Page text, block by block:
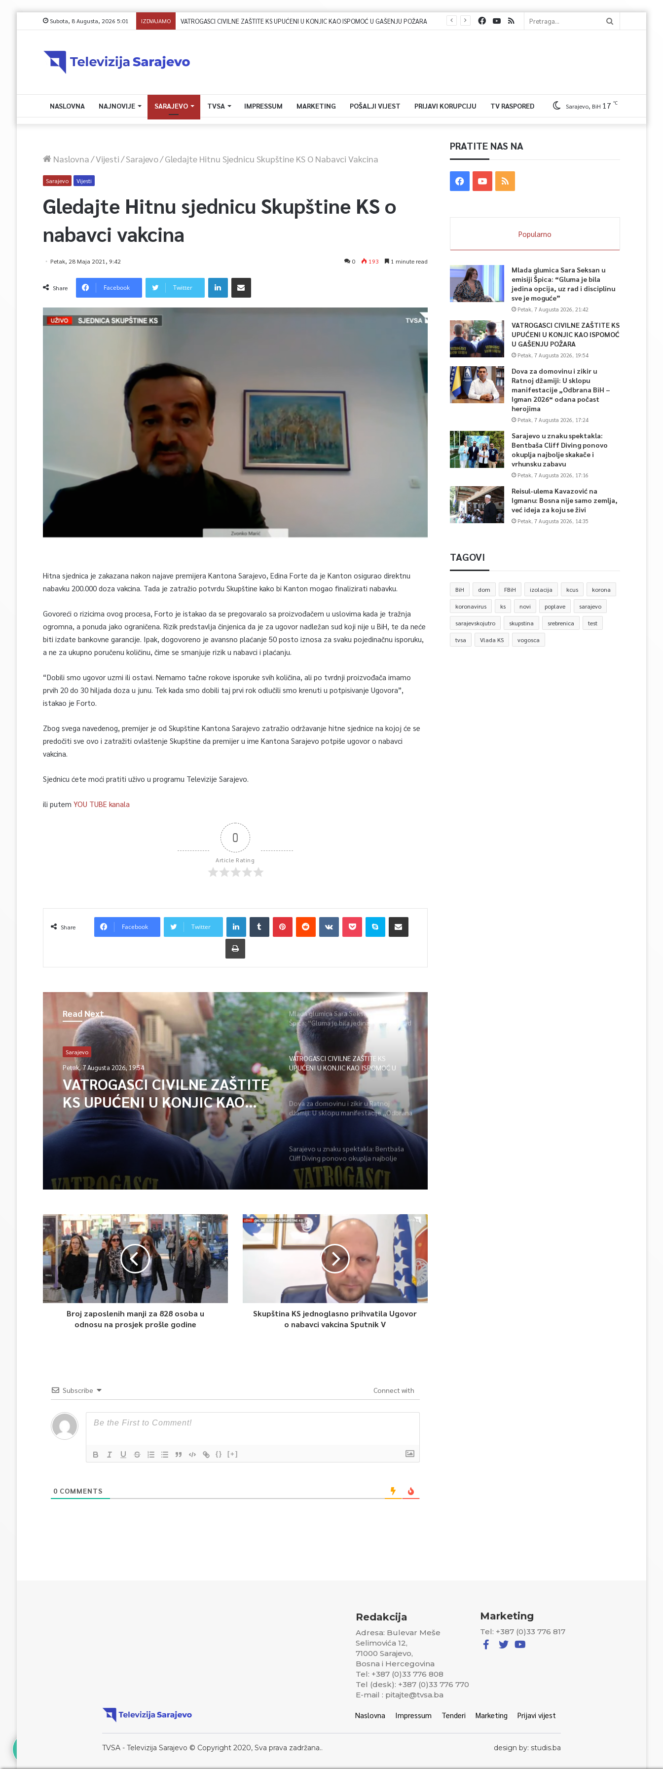
Subota, 8 Augusta, 2026 5:01 IZDVAJAMO
NASLOVNA NAJNOVIJE SARAJEVO TVSA IMPRESSUM MARKETING POŠALJI VIJEST PRIJAVI KORUPCIJU TV RASPORED Sarajevo, BiH 17 ℃
Naslovna/Vijesti/Sarajevo/Gledajte Hitnu Sjednicu Skupštine KS O Nabavci Vakcina
Sarajevo Vijesti
Gledajte Hitnu sjednicu Skupštine KS o
nabavci vakcina
Petak, 28 Maja 2021, 9:42 0 193 1 minute read
Share Facebook Twitter
Hitna sjednica je zakazana nakon najave premijera Kantona Sarajevo, Edina Forte da je Kanton osigurao direktnu
nabavku 200.000 doza vakcina. Tada je zatražio potvrdu Skupštine kako bi Kanton mogao finalizirati nabavku.
Govoreći o rizicima ovog procesa, Forto je istakao da se pregovaralo sa proizvođačem u uslovima kada je tražnja
ogromna, a ponuda jako ograničena. Rizik predstavlja činjenica da je za ugovor nadležan sud koji nije u BiH, te da neće
biti izdate bankovne garancije. Ipak, dogovoreno je avansno plaćanje 50 posto iznosa za svaku pojedinačnu isporuku,
a ne za ukupno poručenu količinu, čime se smanjuje rizik u nabavci i plaćanju.
“Dobili smo ugovor uzmi ili ostavi. Nemamo tačne rokove isporuke svih količina, ali po tvrdnji proizvođača imamo
prvih 20 do 30 hiljada doza u junu. Tek kada smo dobili taj prvi rok odlučili smo krenuti u potpisivanje Ugovora”,
istakao je Forto.
Zbog svega navedenog, premijer je od Skupštine Kantona Sarajevo zatražio održavanje hitne sjednice na kojoj će se
predočiti sve ovo i zatražiti ovlaštenje Skupštine da premijer u ime Kantona Sarajevo potpiše ugovor o nabavci
vakcina.
Sjednicu ćete moći pratiti uživo u programu Televizije Sarajevo.
ili putem YOU TUBE kanala
0
Article Rating
Share Facebook Twitter
Read Next
Sarajevo
Petak, 7 Augusta 2026, 19:54
VATROGASCI CIVILNE ZAŠTITE
KS UPUĆENI U KONJIC KAO
ISPOMOĆ U GAŠENJU POŽARA
Mlada glumica Sara Seksan u emisiji
Špica: “Gluma je bila jedina opcija, uz rad
i disciplinu sve je moguće”
VATROGASCI CIVILNE ZAŠTITE KS
UPUĆENI U KONJIC KAO ISPOMOĆ U
GAŠENJU POŽARA
Dova za domovinu i zikir u Ratnoj
džamiji: U sklopu manifestacije „Odbrana
BiH – Igman 2026“ odana počast
Sarajevo u znaku spektakla: Bentbaša
Cliff Diving ponovo okuplja najbolje
skakače i vrhunsku zabavu
Broj zaposlenih manji za 828 osoba u
odnosu na prosjek prošle godine
Skupština KS jednoglasno prihvatila Ugovor
o nabavci vakcina Sputnik V
Subscribe Connect with
{} [+]
0 COMMENTS
PRATITE NAS NA
Popularno
Mlada glumica Sara Seksan u
emisiji Špica: “Gluma je bila
jedina opcija, uz rad i disciplinu
sve je moguće”
Petak, 7 Augusta 2026, 21:42
VATROGASCI CIVILNE ZAŠTITE KS
UPUĆENI U KONJIC KAO ISPOMOĆ
U GAŠENJU POŽARA
Petak, 7 Augusta 2026, 19:54
Dova za domovinu i zikir u
Ratnoj džamiji: U sklopu
manifestacije „Odbrana BiH –
Igman 2026“ odana počast
herojima
Petak, 7 Augusta 2026, 17:24
Sarajevo u znaku spektakla:
Bentbaša Cliff Diving ponovo
okuplja najbolje skakače i
vrhunsku zabavu
Petak, 7 Augusta 2026, 17:16
Reisul-ulema Kavazović na
Igmanu: Bosna nije samo zemlja,
već ideja za koju se živi
Petak, 7 Augusta 2026, 14:35
TAGOVI
BiH dom FBiH izolacija kcus korona
koronavirus ks novi poplave sarajevo
sarajevskojutro skupstina srebrenica test
tvsa Vlada KS vogosca
Redakcija
Adresa: Bulevar Meše
Selimovića 12,
71000 Sarajevo,
Bosna i Hercegovina
Tel: +387 (0)33 776 808
Tel (desk): +387 (0)33 776 770
E-mail : pitajte@tvsa.ba
Marketing
Tel: +387 (0)33 776 817
Naslovna Impressum Tenderi Marketing Prijavi vijest
TVSA - Televizija Sarajevo © Copyright 2020, Sva prava zadržana.. design by: studis.ba